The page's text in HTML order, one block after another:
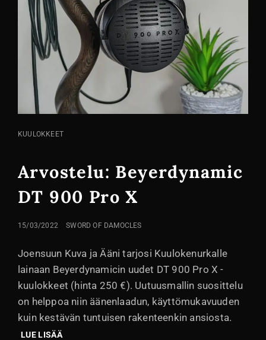
KISSA
KUULOKKEET
Arvostelu: Beyerdynamic
DT 900 Pro X
LÄHETETTY
15/03/2022 SWORD OF DAMOCLES
Joensuun Kuva ja Ääni tarjosi Kuulokenurkalle
lainaan Beyerdynamicin uudet DT 900 Pro X -
kuulokkeet (hinta 250 €). Uutuusmallin suosittelu
on helppoa niin äänenlaadun, käyttömukavuuden
kuin kestävän tuntuisen rakenteenkin ansiosta.
LUE LISÄÄARVOSTELU: